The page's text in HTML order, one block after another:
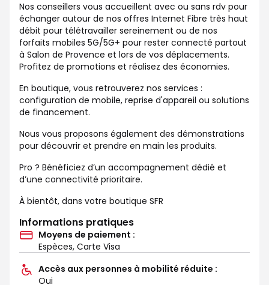
Nos conseillers vous accueillent avec ou sans rdv pour
échanger autour de nos offres Internet Fibre très haut
débit pour télétravailler sereinement ou de nos
forfaits mobiles 5G/5G+ pour rester connecté partout
à Salon de Provence et lors de vos déplacements.
Profitez de promotions et réalisez des économies.
En boutique, vous retrouverez nos services :
configuration de mobile, reprise d'appareil ou solutions
de financement.
Nous vous proposons également des démonstrations
pour découvrir et prendre en main les produits.
Pro ? Bénéficiez d’un accompagnement dédié et
d’une connectivité prioritaire.
À bientôt, dans votre boutique SFR
Informations pratiques
Moyens de paiement :
Espèces, Carte Visa
Accès aux personnes à mobilité réduite :
Oui